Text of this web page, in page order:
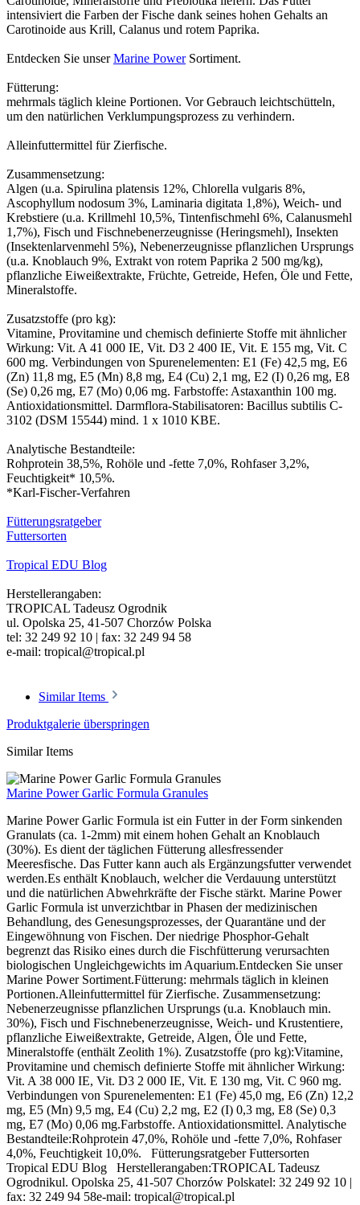
intensiviert die Farben der Fische dank seines hohen Gehalts an
Carotinoide aus Krill, Calanus und rotem Paprika.
Entdecken Sie unserMarine PowerSortiment.
Fütterung:
mehrmals täglich kleine Portionen. Vor Gebrauch leichtschütteln,
um den natürlichen Verklumpungsprozess zu verhindern.
Alleinfuttermittel für Zierfische.
Zusammensetzung:
Algen (u.a. Spirulina platensis 12%, Chlorella vulgaris 8%,
Ascophyllum nodosum 3%, Laminaria digitata 1,8%), Weich- und
Krebstiere (u.a. Krillmehl 10,5%, Tintenfischmehl 6%, Calanusmehl
1,7%), Fisch und Fischnebenerzeugnisse (Heringsmehl), Insekten
(Insektenlarvenmehl 5%), Nebenerzeugnisse pflanzlichen Ursprungs
(u.a. Knoblauch 9%, Extrakt von rotem Paprika 2 500 mg/kg),
pflanzliche Eiweißextrakte, Früchte, Getreide, Hefen, Öle und Fette,
Mineralstoffe.
Zusatzstoffe (pro kg):
Vitamine, Provitamine und chemisch definierte Stoffe mit ähnlicher
Wirkung: Vit. A 41 000 IE, Vit. D3 2 400 IE, Vit. E 155 mg, Vit. C
600 mg. Verbindungen von Spurenelementen: E1 (Fe) 42,5 mg, E6
(Zn) 11,8 mg, E5 (Mn) 8,8 mg, E4 (Cu) 2,1 mg, E2 (I) 0,26 mg, E8
(Se) 0,26 mg, E7 (Mo) 0,06 mg. Farbstoffe: Astaxanthin 100 mg.
Antioxidationsmittel. Darmflora-Stabilisatoren: Bacillus subtilis C-
3102 (DSM 15544) mind. 1 x 1010 KBE.
Analytische Bestandteile:
Rohprotein 38,5%, Rohöle und -fette 7,0%, Rohfaser 3,2%,
Feuchtigkeit* 10,5%.
*Karl-Fischer-Verfahren
Fütterungsratgeber
Futtersorten
Tropical EDU Blog
Herstellerangaben:
TROPICAL Tadeusz Ogrodnik
ul. Opolska 25, 41-507 Chorzów Polska
tel: 32 249 92 10 | fax: 32 249 94 58
e-mail: tropical@tropical.pl
Similar Items
Produktgalerie überspringen
Similar Items
Marine Power Garlic Formula Granules
Marine Power Garlic Formula ist ein Futter in der Form sinkenden
Granulats (ca. 1-2mm) mit einem hohen Gehalt an Knoblauch
(30%). Es dient der täglichen Fütterung allesfressender
Meeresfische. Das Futter kann auch als Ergänzungsfutter verwendet
werden.Es enthält Knoblauch, welcher die Verdauung unterstützt
und die natürlichen Abwehrkräfte der Fische stärkt. Marine Power
Garlic Formula ist unverzichtbar in Phasen der medizinischen
Behandlung, des Genesungsprozesses, der Quarantäne und der
Eingewöhnung von Fischen. Der niedrige Phosphor-Gehalt
begrenzt das Risiko eines durch die Fischfütterung verursachten
biologischen Ungleichgewichts im Aquarium.Entdecken Sie unser
Marine Power Sortiment.Fütterung: mehrmals täglich in kleinen
Portionen.Alleinfuttermittel für Zierfische. Zusammensetzung:
Nebenerzeugnisse pflanzlichen Ursprungs (u.a. Knoblauch min.
30%), Fisch und Fischnebenerzeugnisse, Weich- und Krustentiere,
pflanzliche Eiweißextrakte, Getreide, Algen, Öle und Fette,
Mineralstoffe (enthält Zeolith 1%). Zusatzstoffe (pro kg):Vitamine,
Provitamine und chemisch definierte Stoffe mit ähnlicher Wirkung:
Vit. A 38 000 IE, Vit. D3 2 000 IE, Vit. E 130 mg, Vit. C 960 mg.
Verbindungen von Spurenelementen: E1 (Fe) 45,0 mg, E6 (Zn) 12,2
mg, E5 (Mn) 9,5 mg, E4 (Cu) 2,2 mg, E2 (I) 0,3 mg, E8 (Se) 0,3
mg, E7 (Mo) 0,06 mg.Farbstoffe. Antioxidationsmittel. Analytische
Bestandteile:Rohprotein 47,0%, Rohöle und -fette 7,0%, Rohfaser
4,0%, Feuchtigkeit 10,0%. Fütterungsratgeber Futtersorten
Tropical EDU Blog Herstellerangaben:TROPICAL Tadeusz
Ogrodnikul. Opolska 25, 41-507 Chorzów Polskatel: 32 249 92 10 |
fax: 32 249 94 58e-mail: tropical@tropical.pl